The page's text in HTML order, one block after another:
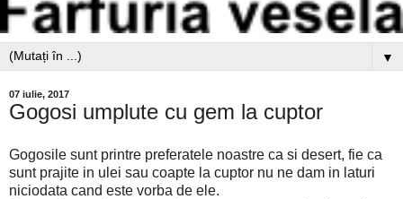
▼
07 iulie, 2017
Gogosi umplute cu gem la cuptor
Gogosile sunt printre preferatele noastre ca si desert, fie ca
sunt prajite in ulei sau coapte la cuptor nu ne dam in laturi
niciodata cand este vorba de ele.